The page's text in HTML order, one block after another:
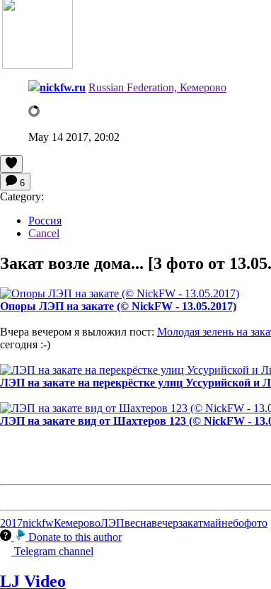
nickfw.ru Russian Federation, Кемерово
May 14 2017, 20:02
6
Category:
Россия
Cancel
Закат возле дома... [3 фото от
Опоры ЛЭП на закате (© NickFW - 13.05.2017)
Вчера вечером я выложил пост: Молодая зелень на
сегодня :-)
ЛЭП на закате на перекрёстке улиц Уссурийской и
ЛЭП на закате вид от Шахтеров 123 (© NickFW -
2017nickfwКемеровоЛЭПвеснавечерзакатмайнебофото
Donate to this author
Telegram channel
LJ Video